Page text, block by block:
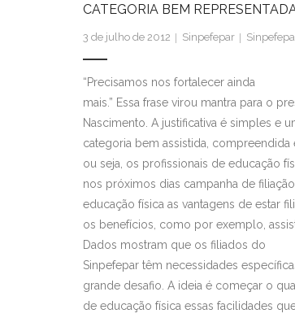
CATEGORIA BEM
3 de julho de 2012 Sinpefepar
“Precisamos nos fortalecer ainda
mais.” Essa frase virou mantra para o
Nascimento. A justificativa é simples e
categoria bem assistida,
ou seja, os profissionais de educação
nos próximos dias campanha de
educação física as vantagens de estar
os benefícios, como por exemplo,
Dados mostram que os filiados do
Sinpefepar têm necessidades
grande desafio. A ideia é começar o
de educação física essas facilidades